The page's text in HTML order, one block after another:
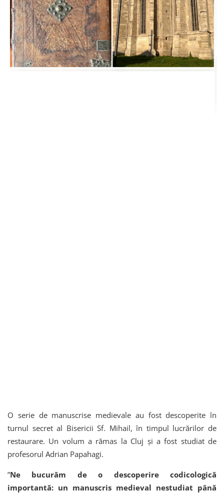
O serie de manuscrise medievale au fost descoperite în
turnul secret al Bisericii Sf. Mihail, în timpul lucrărilor de
restaurare. Un volum a rămas la Cluj și a fost studiat de
profesorul Adrian Papahagi.
”Ne bucurăm de o descoperire codicologică
importantă: un manuscris medieval nestudiat până